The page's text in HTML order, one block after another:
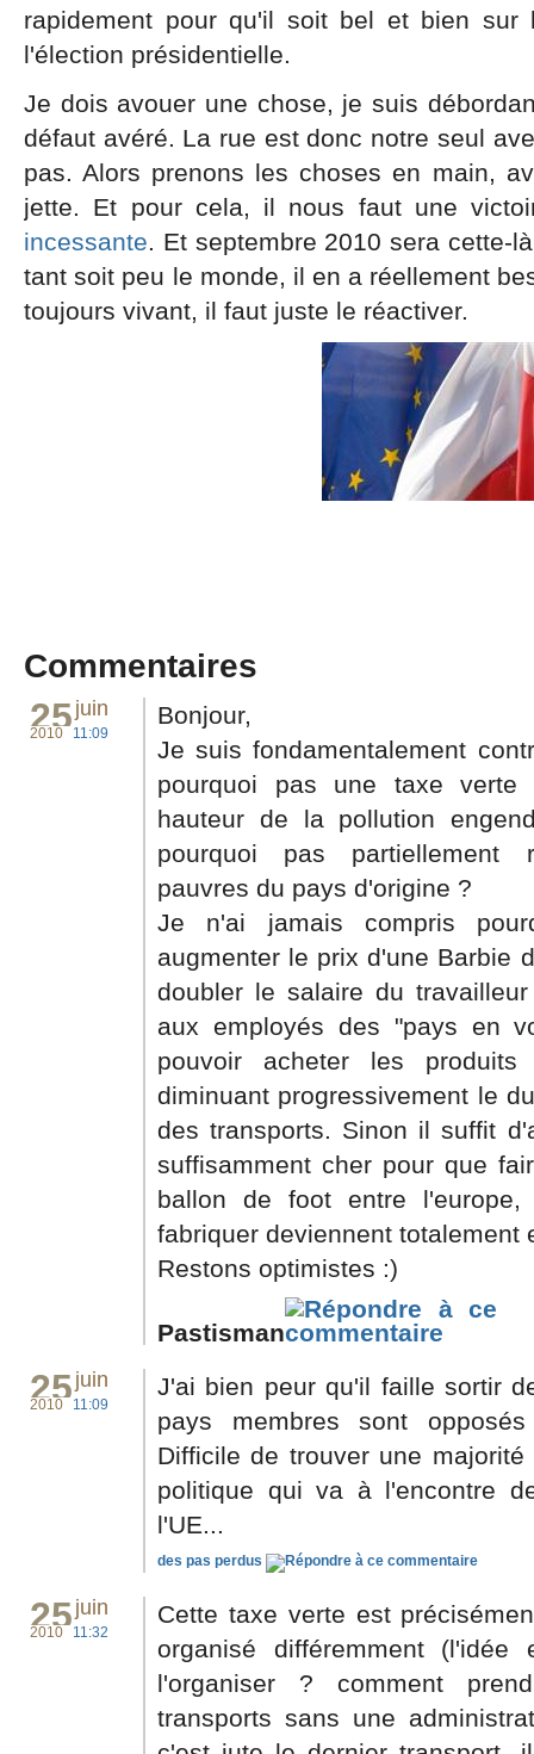
rapidement pour qu'il soit bel et bien
l'élection présidentielle.
Je dois avouer une chose, je suis
défaut avéré. La rue est donc notre seul
pas. Alors prenons les choses en main,
jette. Et pour cela, il nous faut une
incessante. Et septembre 2010 sera cette-
tant soit peu le monde, il en a réellement
toujours vivant, il faut juste le réactiver.
Commentaires
25 juin
2010 11:09
Bonjour,
Je suis fondamentalement
pourquoi pas une taxe
hauteur de la pollution
pourquoi pas partiellement
pauvres du pays d'origine ?
Je n'ai jamais compris
augmenter le prix d'une Barbie
doubler le salaire du
aux employés des "pays en
pouvoir acheter les
diminuant progressivement le
des transports. Sinon il suffit
suffisamment cher pour que
ballon de foot entre
fabriquer deviennent totalement
Restons optimistes :)
Pastisman
25 juin
2010 11:09
J'ai bien peur qu'il faille sortir
pays membres sont
Difficile de trouver une
politique qui va à l'encontre
l'UE...
des pas perdus
25 juin
2010 11:32
Cette taxe verte est
organisé différemment
l'organiser ? comment
transports sans une